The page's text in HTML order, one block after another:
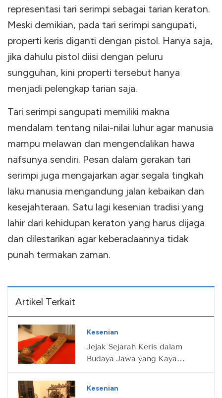
representasi tari serimpi sebagai tarian keraton.
Meski demikian, pada tari serimpi sangupati,
properti keris diganti dengan pistol. Hanya saja,
jika dahulu pistol diisi dengan peluru
sungguhan, kini properti tersebut hanya
menjadi pelengkap tarian saja.
Tari serimpi sangupati memiliki makna
mendalam tentang nilai-nilai luhur agar manusia
mampu melawan dan mengendalikan hawa
nafsunya sendiri. Pesan dalam gerakan tari
serimpi juga mengajarkan agar segala tingkah
laku manusia mengandung jalan kebaikan dan
kesejahteraan. Satu lagi kesenian tradisi yang
lahir dari kehidupan keraton yang harus dijaga
dan dilestarikan agar keberadaannya tidak
punah termakan zaman.
Artikel Terkait
Kesenian
Jejak Sejarah Keris dalam
Budaya Jawa yang Kaya
Kesenian